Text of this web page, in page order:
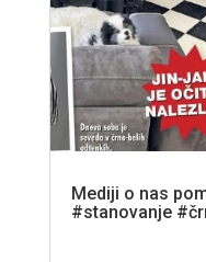
Mediji o nas
#stanovanje